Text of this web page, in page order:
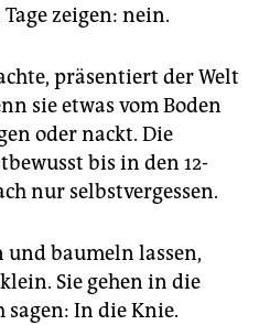
zeigen: nein.
präsentiert der Welt
sie etwas vom Boden
oder nackt. Die
bis in den 12-
nur selbstvergessen.
und baumeln lassen,
Sie gehen in die
sagen: In die Knie.